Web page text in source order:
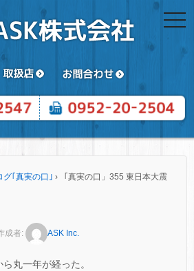
グ｢真実の口｣ ›
「真実の口」355 東日本大震
成者: ASK Inc.
丸一年が経った。